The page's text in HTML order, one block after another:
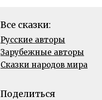
Все сказки:
Русские авторы
Зарубежные авторы
Сказки народов мира
Поделиться